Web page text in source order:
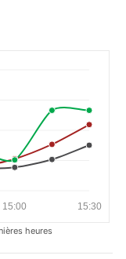
15:30
15:00
heures